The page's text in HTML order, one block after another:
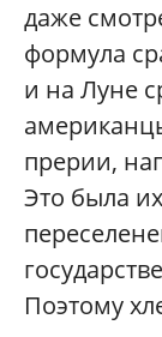
даже
формула
и на Луне
прерии,
Это была
Поэтому